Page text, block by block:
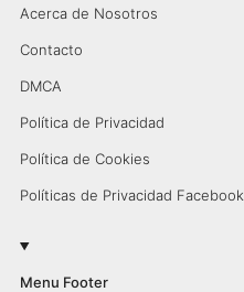
Acerca de Nosotros
Contacto
DMCA
Política de Privacidad
Política de Cookies
Políticas de Privacidad Facebook
Menu Footer